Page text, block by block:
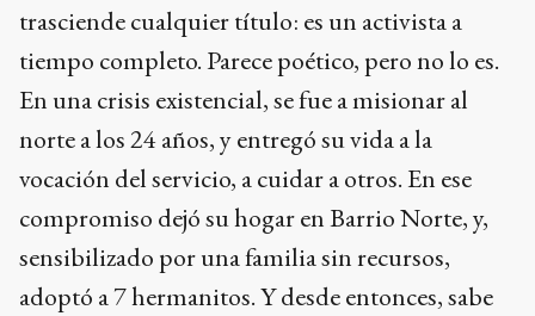
trasciende cualquier título: es un activista a
tiempo completo. Parece poético, pero no lo es.
En una crisis existencial, se fue a misionar al
norte a los 24 años, y entregó su vida a la
vocación del servicio, a cuidar a otros. En ese
compromiso dejó su hogar en Barrio Norte, y,
sensibilizado por una familia sin recursos,
adoptó a 7 hermanitos. Y desde entonces, sabe